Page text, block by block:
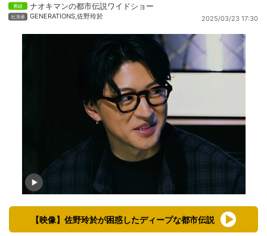
ナオキマンの都市伝説ワイドショー
GENERATIONS,佐野玲於 2025/03/23 17:30
【映像】佐野玲於が困惑したディープな都市伝説